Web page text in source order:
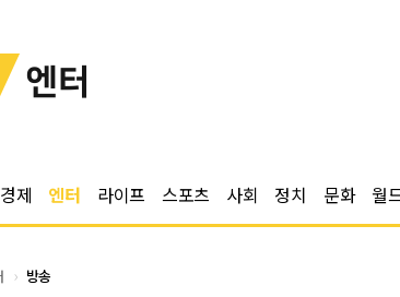
엔터
경제 엔터 라이프 스포츠 사회 정치 문화 월
방송